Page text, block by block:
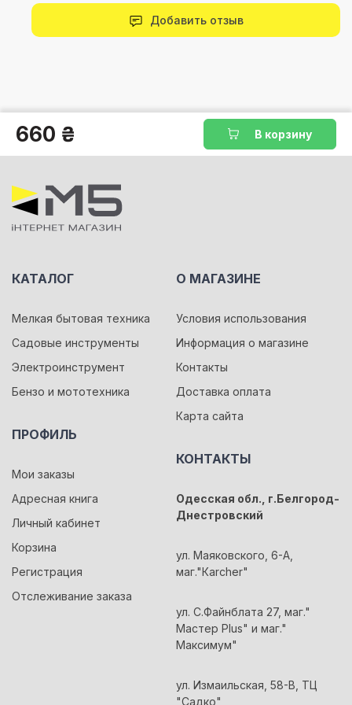
Добавить отзыв
660 ₴ В корзину
КАТАЛОГ
Мелкая бытовая техника
Садовые инструменты
Электроинструмент
Бензо и мототехника
ПРОФИЛЬ
Мои заказы
Адресная книга
Личный кабинет
Корзина
Регистрация
Отслеживание заказа
О МАГАЗИНЕ
Условия использования
Информация о магазине
Контакты
Доставка оплата
Карта сайта
КОНТАКТЫ
Одесская обл., г.Белгород-
Днестровский
ул. Маяковского, 6-А,
маг."Кarcher"
ул. С.Файнблата 27, маг."
Мастер Plus" и маг."
Максимум"
ул. Измаильская, 58-В, ТЦ
"Садко"